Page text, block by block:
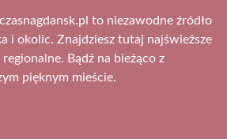
to niezawodne źródło
i okolic. Znajdziesz tutaj najświeższe
Bądź na bieżąco z
pięknym mieście.